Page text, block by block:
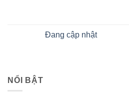
Đang cập nhật
NỔI BẬT